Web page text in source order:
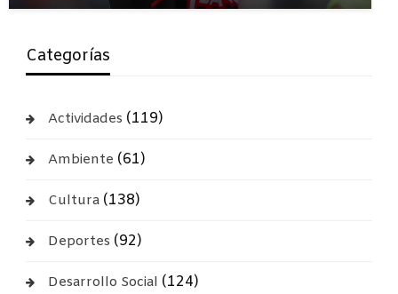
Categorías
Actividades (119)
Ambiente (61)
Cultura(138)
Deportes (92)
Desarrollo Social (124)